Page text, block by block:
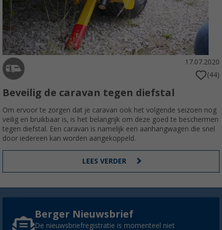
17.07.2020
(44)
Beveilig de caravan tegen diefstal
Om ervoor te zorgen dat je caravan ook het volgende seizoen nog
veilig en bruikbaar is, is het belangrijk om deze goed te beschermen
tegen diefstal. Een caravan is namelijk een aanhangwagen die snel
door iedereen kan worden aangekoppeld.
LEES VERDER
Berger Nieuwsbrief
De nieuwsbriefregistratie is momenteel niet